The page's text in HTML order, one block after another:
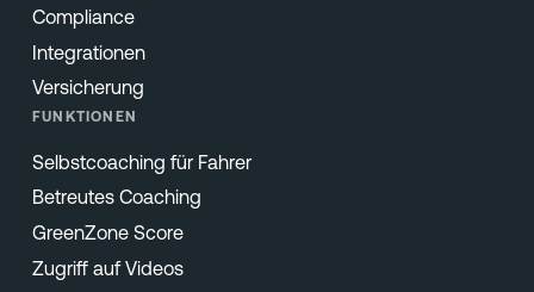
Compliance
Integrationen
Versicherung
FUNKTIONEN
Selbstcoaching für Fahrer
Betreutes Coaching
GreenZone Score
Zugriff auf Videos